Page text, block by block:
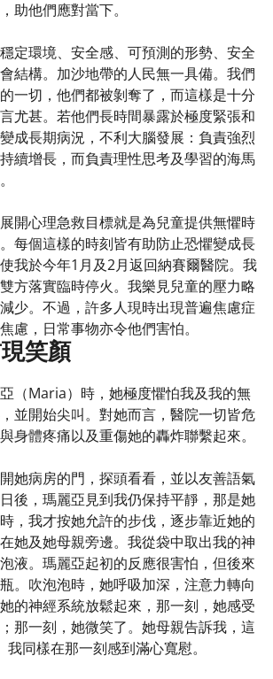
助他們應對當下。
定環境、安全感、可預測的形勢、安全
結構。加沙地帶的人民無一具備。我們
一切，他們都被剝奪了，而這樣是十分
尤甚。若他們長時間暴露於極度緊張和
成長期病況，不利大腦發展：負責強烈
續增長，而負責理性思考及學習的海馬
開心理急救目標就是為兒童提供無懼時
每個這樣的時刻皆有助防止恐懼變成長
我於今年1月及2月返回納賽爾醫院。我
方落實臨時停火。我樂見兒童的壓力略
少。不過，許多人現時出現普遍焦慮症
慮，日常事物亦令他們害怕。
笑顏
（Maria）時，她極度懼怕我及我的無
並開始尖叫。對她而言，醫院一切皆危
身體疼痛以及重傷她的轟炸聯繫起來。
她病房的門，探頭看看，並以友善語氣
後，瑪麗亞見到我仍保持平靜，那是她
，我才按她允許的步伐，逐步靠近她的
她及她母親旁邊。我從袋中取出我的神
。瑪麗亞起初的反應很害怕，但後來
。吹泡泡時，她呼吸加深，注意力轉向
的神經系統放鬆起來，那一刻，她感受
那一刻，她微笑了。她母親告訴我，這
同樣在那一刻感到滿心寬慰。